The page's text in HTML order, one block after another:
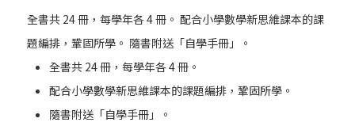
全書共 24 冊，每學年各 4 冊。 配合小學數學新思維課本的課
題編排，鞏固所學。 隨書附送「自學手冊」。
全書共 24 冊，每學年各 4 冊。
配合小學數學新思維課本的課題編排，鞏固所學。
隨書附送「自學手冊」。